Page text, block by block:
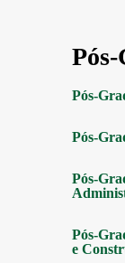
Pós-
Pós-
Pós-
Pós-
e